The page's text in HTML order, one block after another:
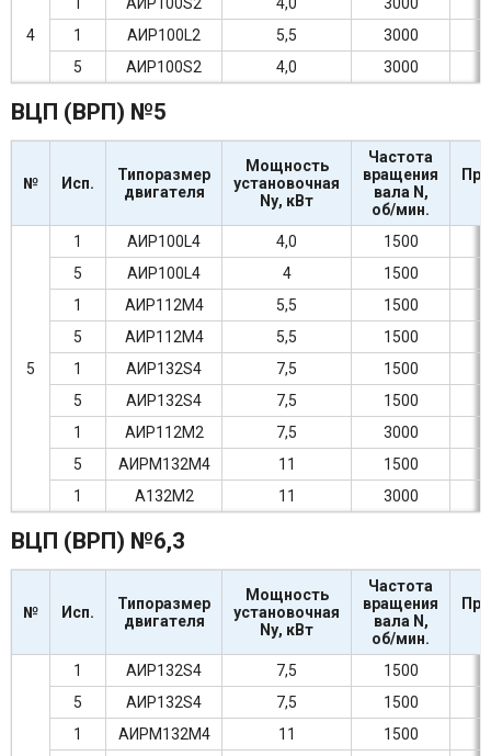
4
АИР100S2 4,0
3000
1
АИР100L2 5,5
3000
5
АИР100S2 4,0 3000
ВЦП (ВРП) №5
№ Исп.
Типоразмер
двигателя
Мощность
установочная
Nу, кВт
Частота
вращения
вала N,
об/мин.
5
1 АИР100L4 4,0
1500
5
АИР100L4 4
1500
1
АИР112М4 5,5
1500
5
АИР112М4 5,5
1500
1
АИР132S4 7,5
1500
5
АИР132S4 7,5
1500
1
АИР112М2 7,5
3000
5
АИРМ132М4 11
1500
1
А132М2 11 3000
ВЦП (ВРП) №6,3
№ Исп.
Типоразмер
двигателя
Мощность
установочная
Nу, кВт
Частота
вращения
вала N,
об/мин.
1 АИР132S4 7,5
1500
5
АИР132S4 7,5
1500
1
АИРМ132М4 11
1500